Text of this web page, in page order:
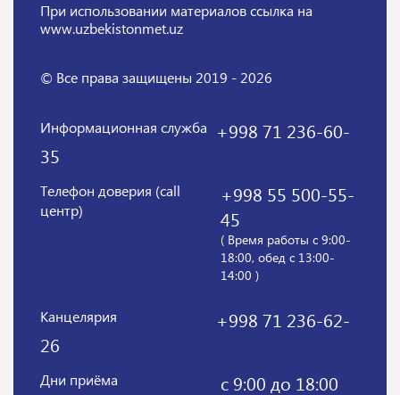
При использовании материаловссылка на
www.uzbekistonmet.uz
© Все права защищены 2019 - 2026
Информационная служба
+998 71 236-60-
35
Телефон доверия (call
центр)
+998 55 500-55-
45
( Время работы с 9:00-
18:00, обед с 13:00-
14:00 )
Канцелярия
+998 71 236-62-
26
Дни приёма с 9:00 до 18:00